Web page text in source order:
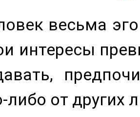
весьма
интересы
либо от других